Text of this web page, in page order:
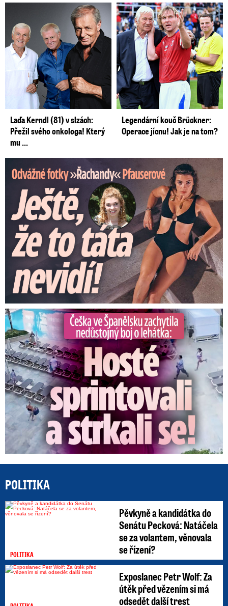
Laďa Kerndl (81) v slzách:
Přežil svého onkologa! Který
mu ...
Legendární kouč Brückner:
Operace jícnu! Jak je na tom?
Odvážné fotky Denisy Pfauserové: Ještě, že to táta nevidí
Češka ve Španělsku natočila nedůstojný boj o lehátka
POLITIKA
POLITIKA
Pěvkyně a kandidátka do
Senátu Pecková: Natáčela
se za volantem, věnovala
se řízení?
Exposlanec Petr Wolf: Za
útěk před vězením si má
odsedět další trest